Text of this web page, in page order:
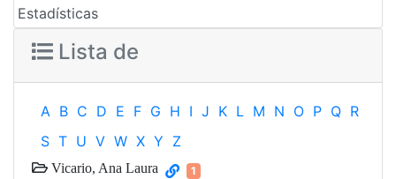
Estadísticas
Lista de
A B C D E F G H I J K L M N O P Q R
S T U V W X Y Z
Vicario, Ana Laura 1